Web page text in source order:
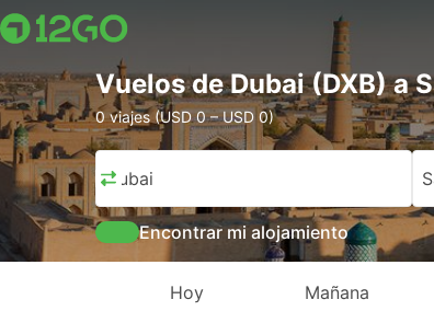
Vuelos de Dubai (DXB) a
0 viajes (USD 0 – USD 0)
Dubai
Encontrar mi alojamiento
Hoy Mañana